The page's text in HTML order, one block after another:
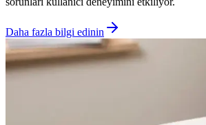
Daha fazla bilgi edinin